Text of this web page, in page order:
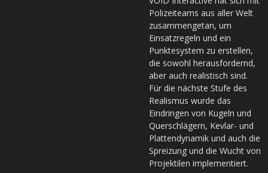
Polizeiteams aus aller Welt
zusammengetan, um
Einsatzregeln und ein
Punktesystem zu erstellen,
die sowohl herausfordernd,
aber auch realistisch sind.
Für die nächste Stufe des
Realismus wurde das
Eindringen von Kugeln und
Querschlägern, Kevlar- und
Plattendynamik und auch die
Spreizung und die Wucht von
Projektilen implementiert.